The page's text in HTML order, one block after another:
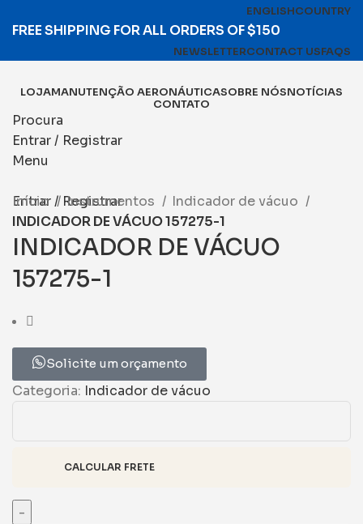
ENGLISHCOUNTRY
FREE SHIPPING FOR ALL ORDERS OF $150
NEWSLETTERCONTACT USFAQS
LOJAMANUTENÇÃO AERONÁUTICASOBRE NÓSNOTÍCIAS
CONTATO
Procura
Entrar / Registrar
Menu
Entrar / Registrar
Início Instrumentos
Indicador de vácuo
INDICADOR DE VÁCUO 157275-1
INDICADOR DE VÁCUO
157275-1
Solicite um orçamento
Categoria: Indicador de vácuo
CALCULAR FRETE